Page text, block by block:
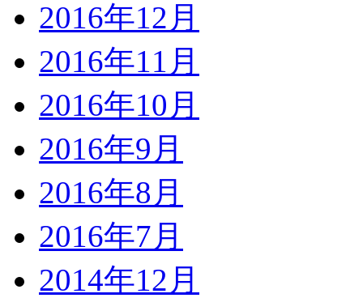
2016年12月
2016年11月
2016年10月
2016年9月
2016年8月
2016年7月
2014年12月